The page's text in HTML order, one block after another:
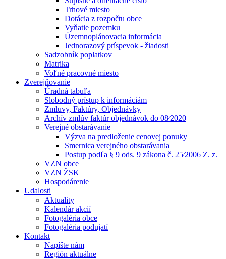
Trhové miesto
Dotácia z rozpočtu obce
Vyňatie pozemku
Územnoplánovacia informácia
Jednorazový príspevok - žiadosti
Sadzobník poplatkov
Matrika
Voľné pracovné miesto
Zverejňovanie
Úradná tabuľa
Slobodný prístup k informáciám
Zmluvy, Faktúry, Objednávky
Archív zmlúv faktúr objednávok do 08⁄2020
Verejné obstarávanie
Výzva na predloženie cenovej ponuky
Smernica verejného obstarávania
Postup podľa § 9 ods. 9 zákona č. 25⁄2006 Z. z.
VZN obce
VZN ŽSK
Hospodárenie
Udalosti
Aktuality
Kalendár akcií
Fotogaléria obce
Fotogaléria podujatí
Kontakt
Napíšte nám
Región aktuálne